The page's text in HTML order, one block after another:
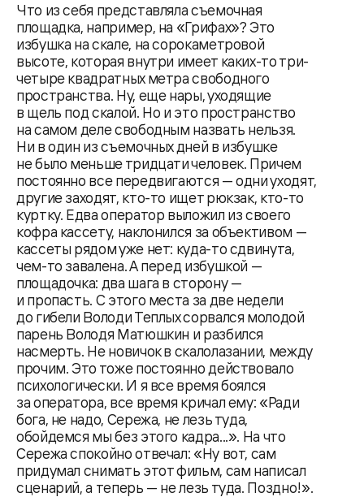
Что из себя представляла съемочная
площадка, например, на «Грифах»? Это
избушка на скале, на сорокаметровой
высоте, которая внутри имеет каких-то три-
четыре квадратных метра свободного
пространства. Ну, еще нары, уходящие
в щель под скалой. Но и это пространство
на самом деле свободным назвать нельзя.
Ни в один из съемочных дней в избушке
не было меньше тридцати человек. Причем
постоянно все передвигаются — одни уходят,
другие заходят, кто-то ищет рюкзак, кто-то
куртку. Едва оператор выложил из своего
кофра кассету, наклонился за объективом —
кассеты рядом уже нет: куда-то сдвинута,
чем-то завалена. А перед избушкой —
площадочка: два шага в сторону —
и пропасть. С этого места за две недели
до гибели Володи Теплых сорвался молодой
парень Володя Матюшкин и разбился
насмерть. Не новичок в скалолазании, между
прочим. Это тоже постоянно действовало
психологически. И я все время боялся
за оператора, все время кричал ему: «Ради
бога, не надо, Сережа, не лезь туда,
обойдемся мы без этого кадра...». На что
Сережа спокойно отвечал: «Ну вот, сам
придумал снимать этот фильм, сам написал
сценарий, а теперь — не лезь туда. Поздно!».